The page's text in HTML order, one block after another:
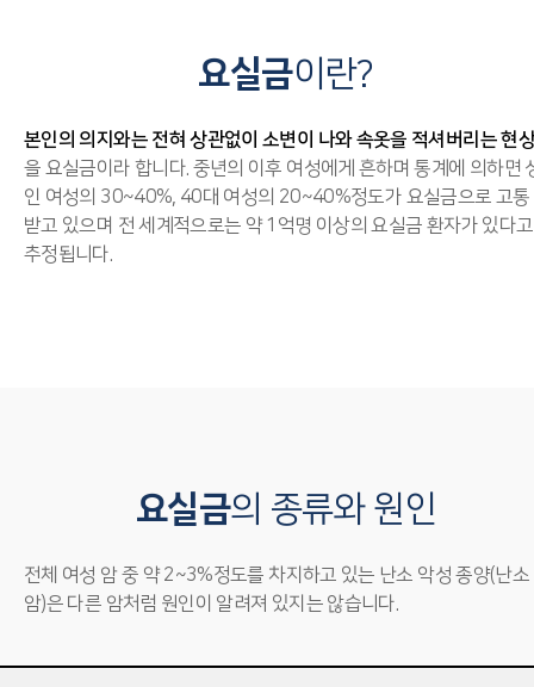
요실금이란?
본인의 의지와는 전혀 상관없이 소변이 나와 속옷을 적셔버리는 현상
을 요실금이라 합니다. 중년의 이후 여성에게 흔하며 통계에 의하면
인 여성의 30~40%, 40대 여성의 20~40%정도가 요실금으로 고통
받고 있으며 전 세계적으로는 약 1억명 이상의 요실금 환자가 있다고
추정됩니다.
요실금의 종류와 원인
전체 여성 암 중 약 2~3%정도를 차지하고 있는 난소 악성 종양(난소
암)은 다른 암처럼 원인이 알려져 있지는 않습니다.